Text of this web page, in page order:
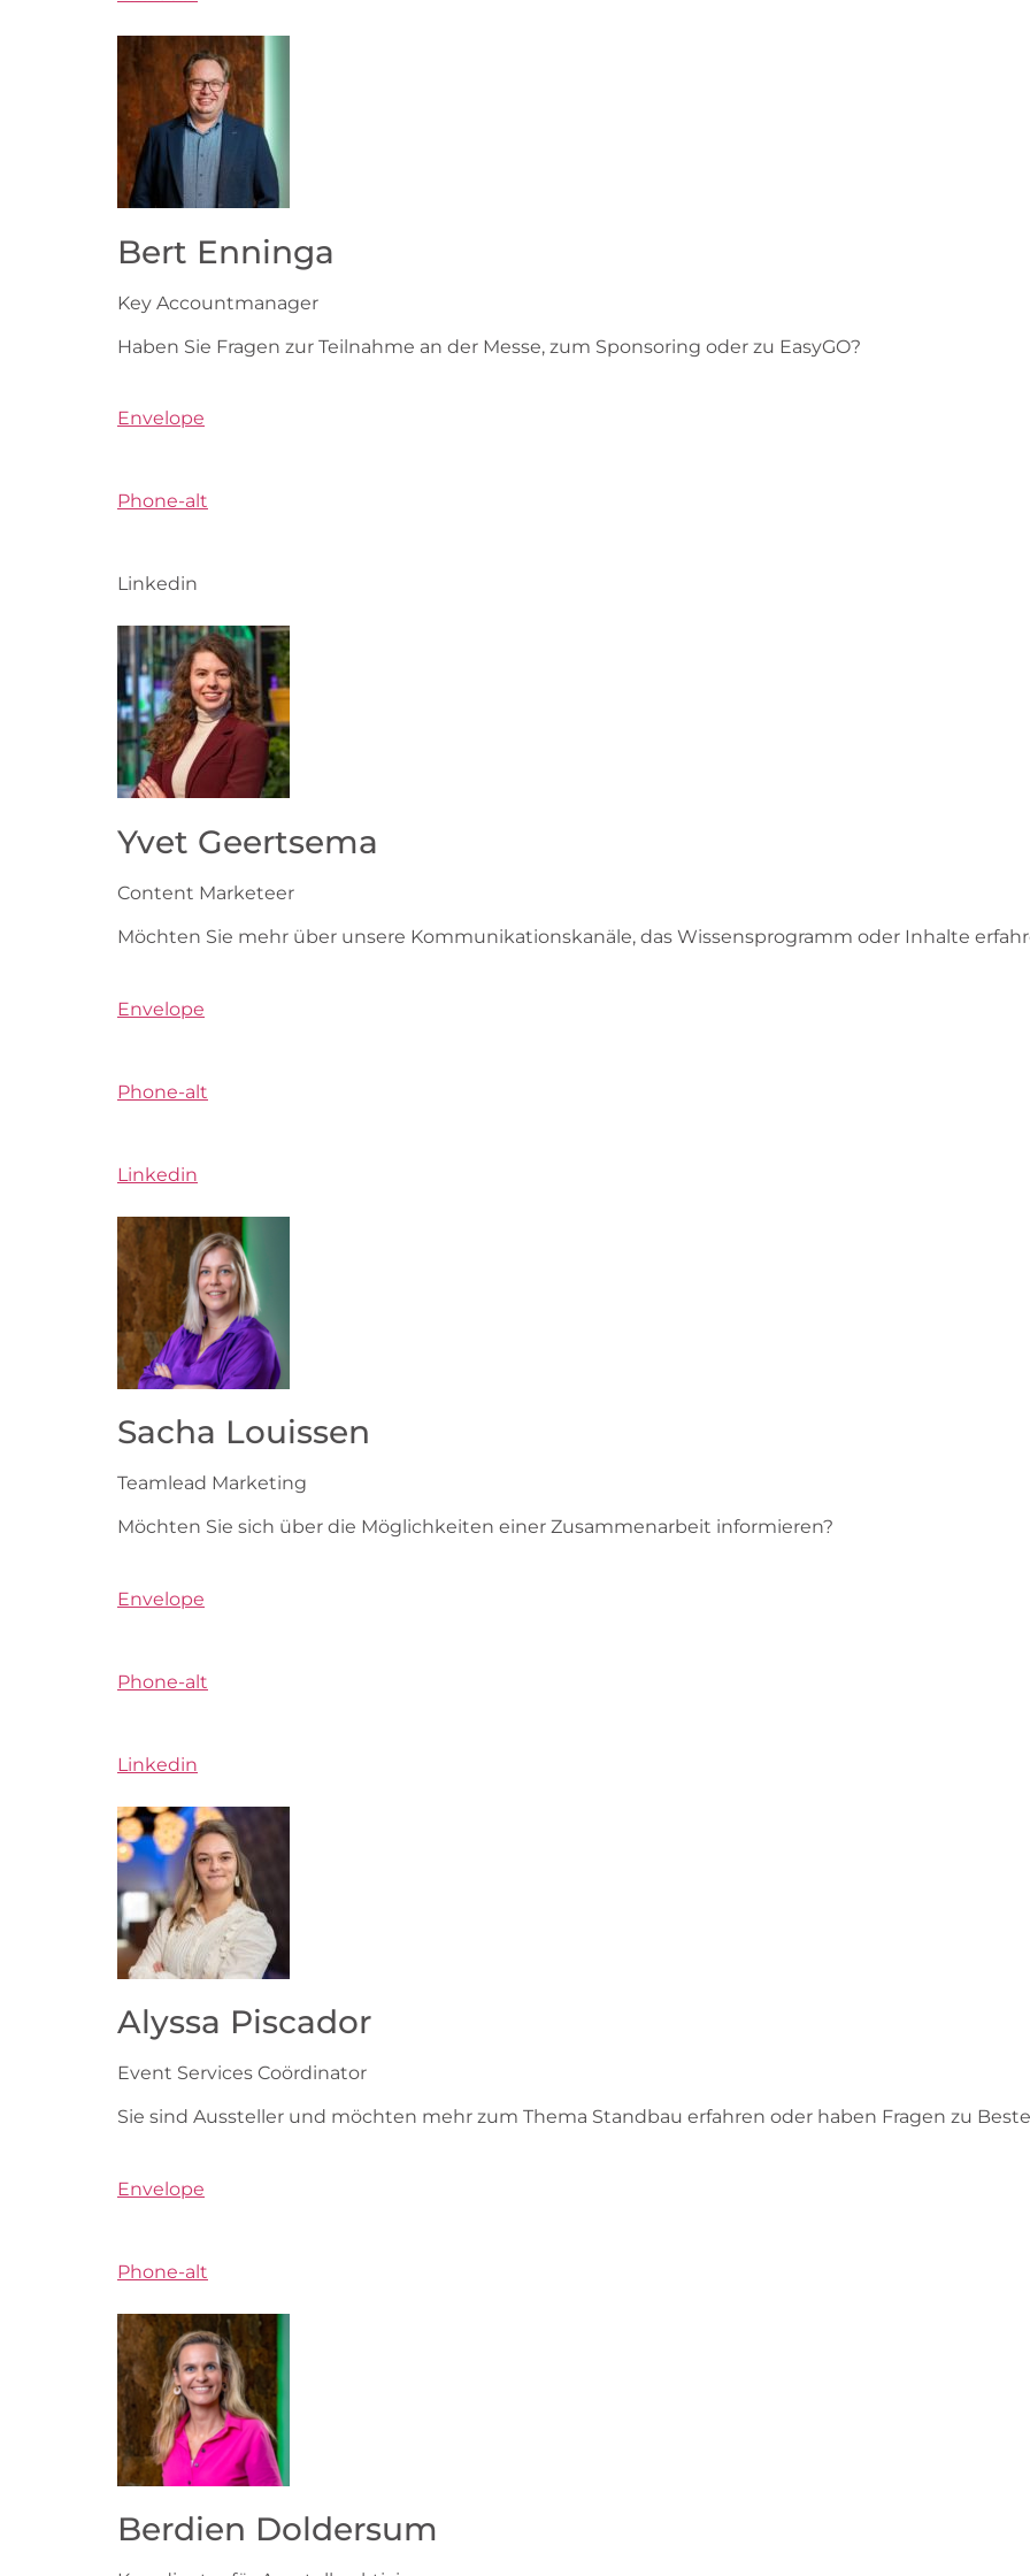
Bert Enninga
Key Accountmanager
Haben Sie Fragen zur Teilnahme an der Messe, zum Sponsoring oder zu EasyGO?
Envelope
Phone-alt
Linkedin
Yvet Geertsema
Content Marketeer
Möchten Sie mehr über unsere Kommunikationskanäle, das Wissensprogramm oder Inhalte
Envelope
Phone-alt
Linkedin
Sacha Louissen
Teamlead Marketing
Möchten Sie sich über die Möglichkeiten einer Zusammenarbeit informieren?
Envelope
Phone-alt
Linkedin
Alyssa Piscador
Event Services Coördinator
Sie sind Aussteller und möchten mehr zum Thema Standbau erfahren oder haben Fragen zu
Envelope
Phone-alt
Berdien Doldersum